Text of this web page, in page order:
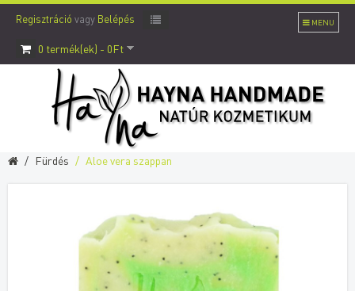
Regisztráció vagy Belépés MENU
0 termék(ek) - 0Ft
Fürdés Aloe vera szappan